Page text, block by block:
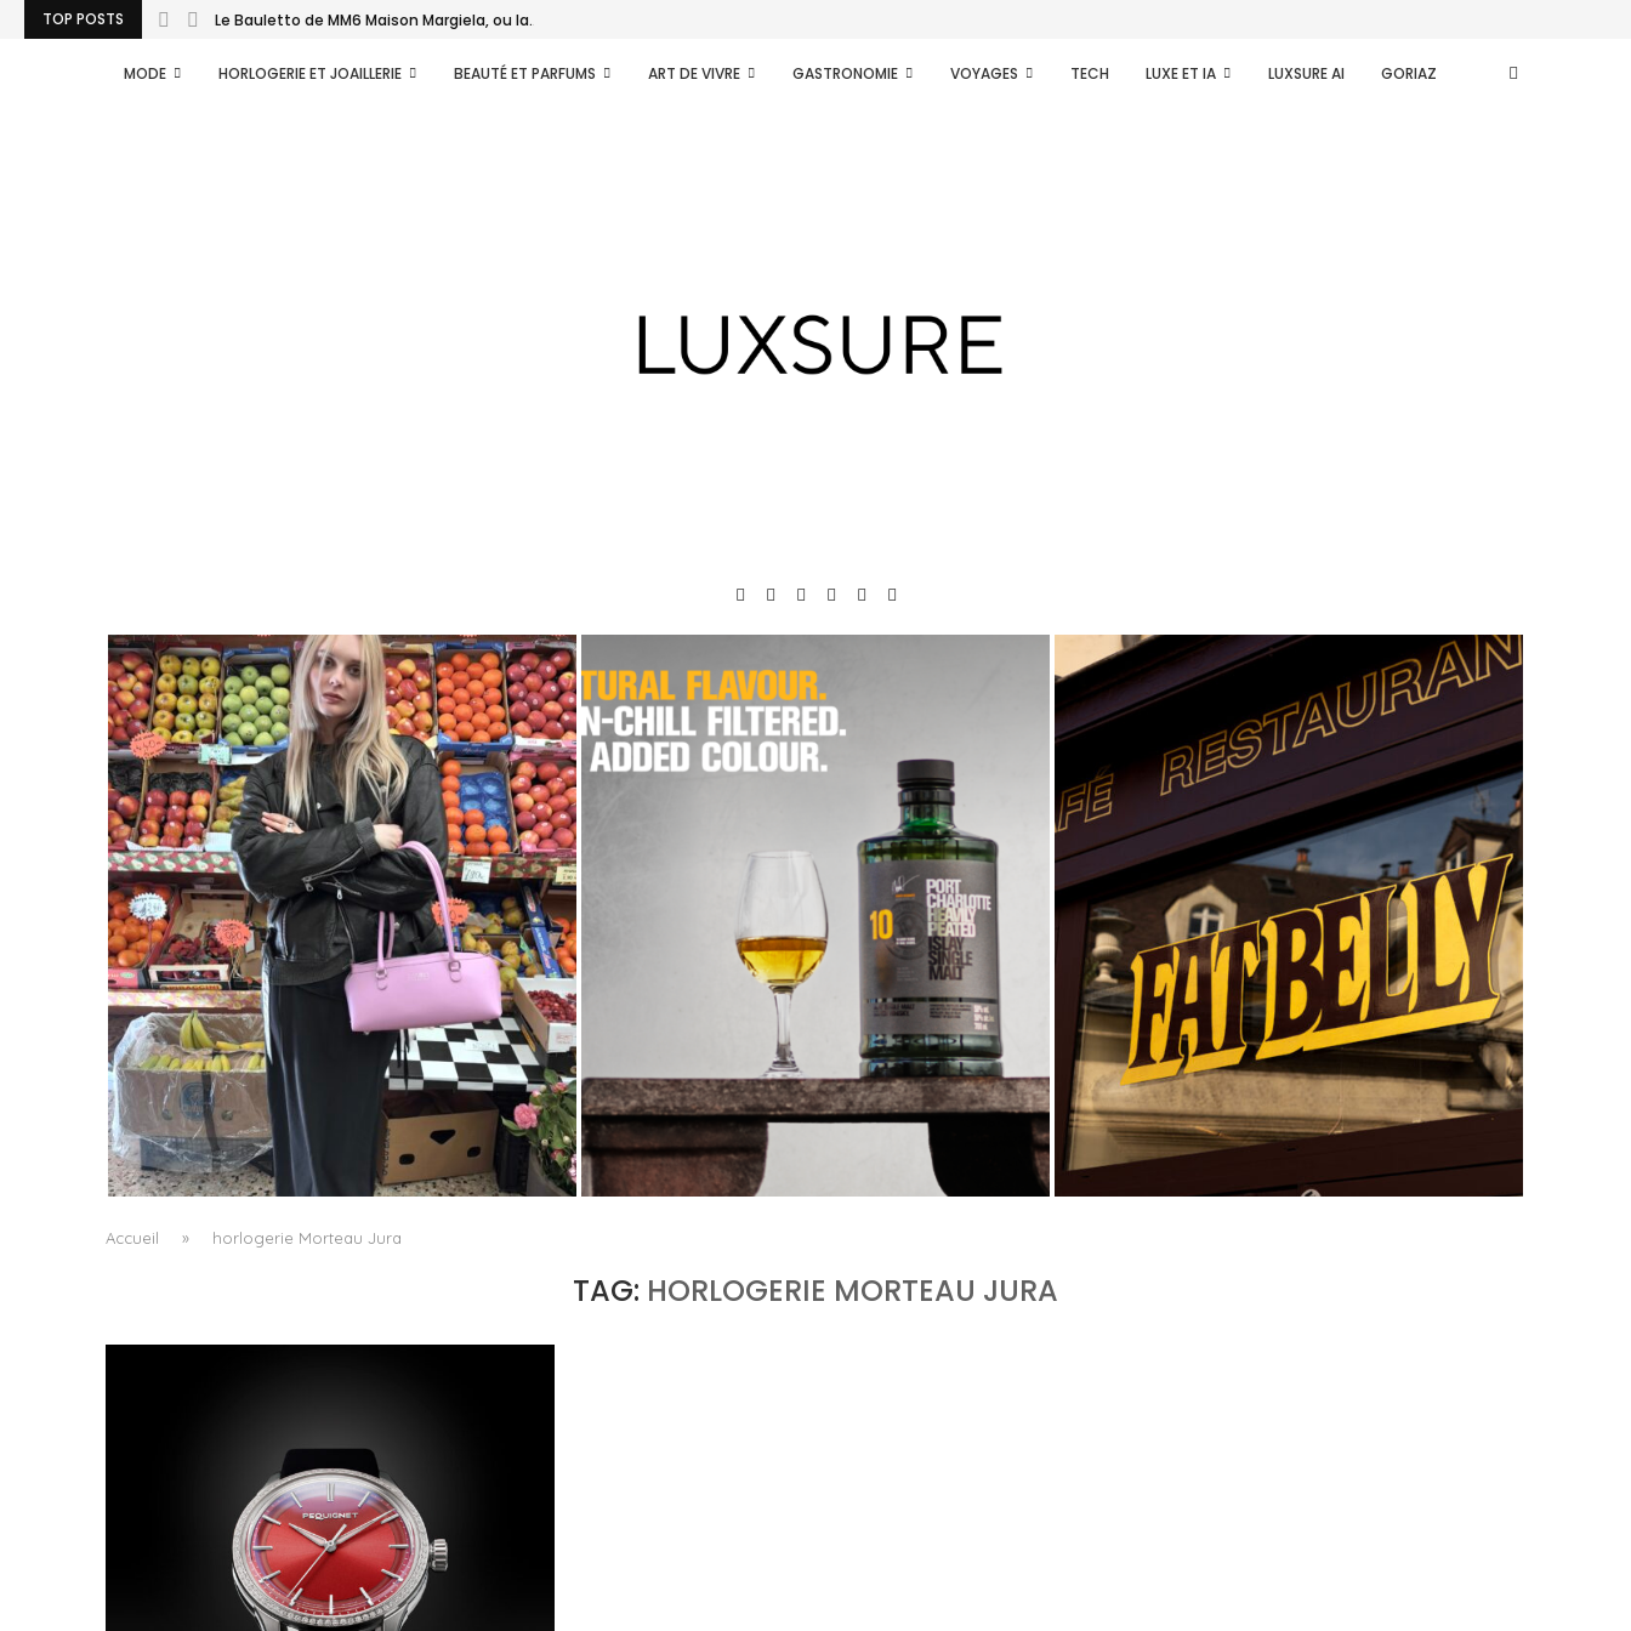
TOP POSTS Le Bauletto de MM6 Maison Margiela, ou la...
MODE HORLOGERIE ET JOAILLERIE BEAUTÉ ET PARFUMS ART DE VIVRE GASTRONOMIE VOYAGES TECH LUXE ET IA LUXSURE AI GORIAZ
LE BAULETTO DE MM6 MAISON MARGIELA, OU
LA GÉOMÉTRIE COMME SEUL ORNEMENT
by Pascal Iakovou
PORT CHARLOTTE 10 : CE QUE 40 PPM DIT
D’UNE RÉCOMPENSE SANS...
by
FAT BELLY, LA RÔTISSERIE ASIATIQUE COMME
CUISINE DU TEMPS LONG
Accueil » horlogerie Morteau Jura
TAG: HORLOGERIE MORTEAU JURA